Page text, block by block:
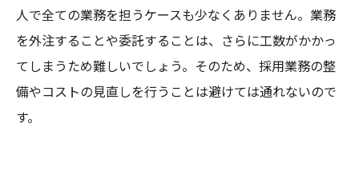
人で全ての業務を担うケースも少なくありません。業務
を外注することや委託することは、さらに工数がかかっ
てしまうため難しいでしょう。そのため、採用業務の整
備やコストの見直しを行うことは避けては通れないので
す。